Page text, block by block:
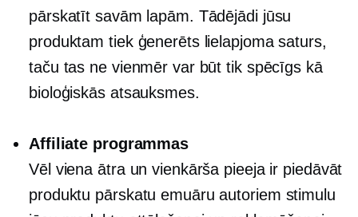
pārskatīt savām lapām. Tādējādi jūsu
produktam tiek ģenerēts lielapjoma saturs,
taču tas ne vienmēr var būt tik spēcīgs kā
bioloģiskās atsauksmes.
Affiliate programmas
Vēl viena ātra un vienkārša pieeja ir piedāvāt
produktu pārskatu emuāru autoriem stimulu